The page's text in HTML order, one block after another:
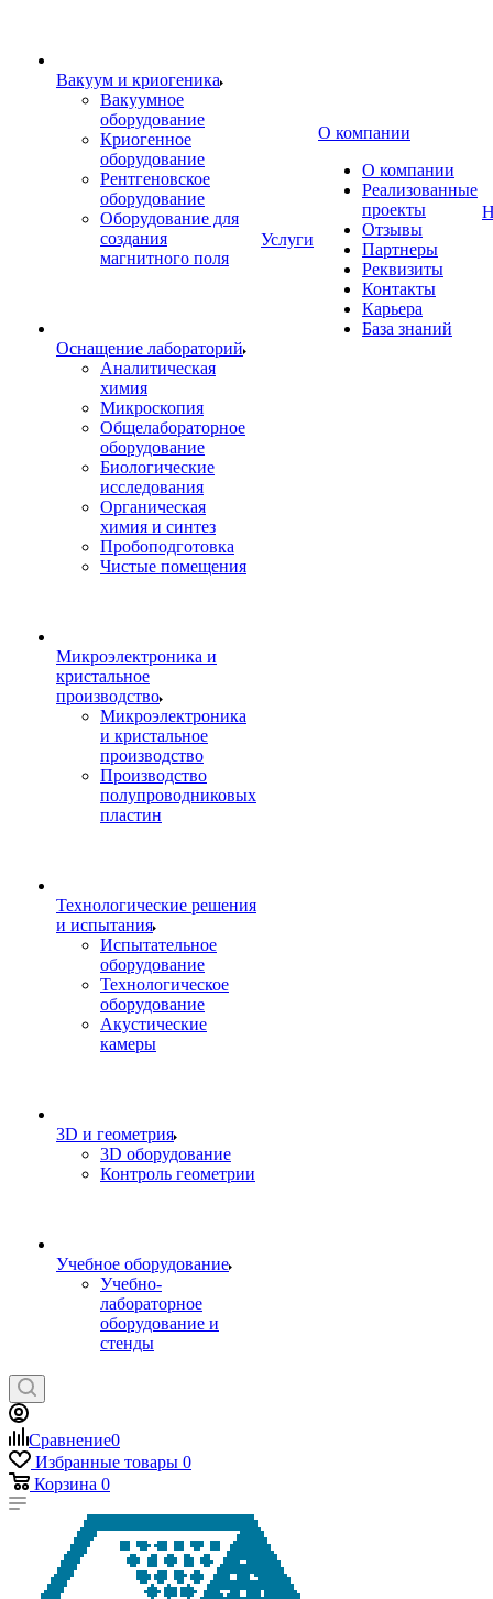
Вакуум и криогеника
Вакуумное
оборудование
Криогенное
оборудование
Рентгеновское
оборудование
Оборудование для
создания
магнитного поля
Оснащение лабораторий
Аналитическая
химия
Микроскопия
Общелабораторное
оборудование
Биологические
исследования
Органическая
химия и синтез
Пробоподготовка
Чистые помещения
Микроэлектроника и
кристальное
производство
Микроэлектроника
и кристальное
производство
Производство
полупроводниковых
пластин
Технологические решения
и испытания
Испытательное
оборудование
Технологическое
оборудование
Акустические
камеры
3D и геометрия
3D оборудование
Контроль геометрии
Учебное оборудование
Учебно-
лабораторное
оборудование и
стенды
Услуги
О компании
О компании
Реализованные
проекты
Отзывы
Партнеры
Реквизиты
Контакты
Карьера
База знаний
Сравнение0
Избранные товары 0
Корзина 0